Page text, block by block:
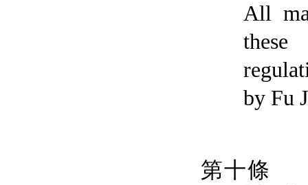
All
by Fu
第十條